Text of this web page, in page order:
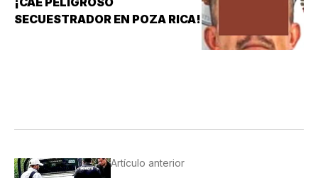
SECUESTRADOR EN POZA RICA!
Artículo anterior